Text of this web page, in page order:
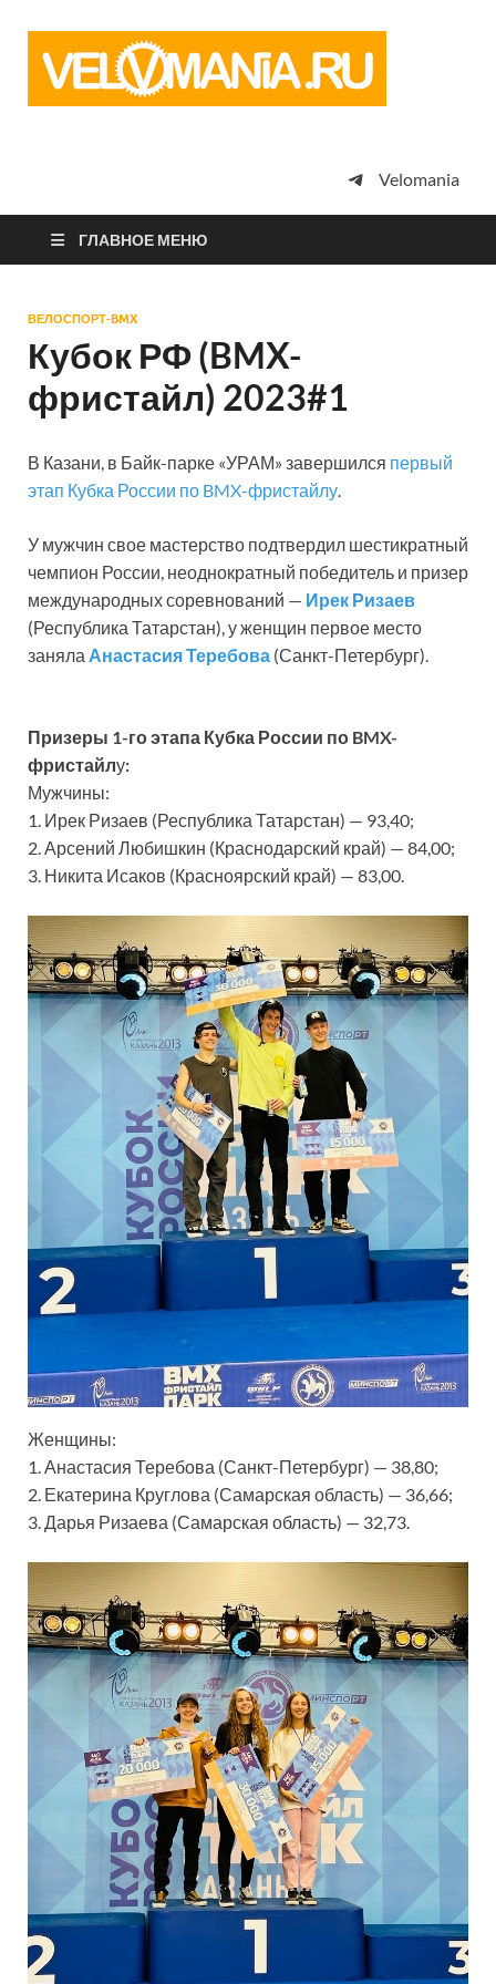
просто
Velomania
ГЛАВНОЕ МЕНЮ
ВЕЛОСПОРТ-BMX
Кубок РФ (BMX-
фристайл) 2023#1
В Казани, в Байк-парке «УРАМ» завершился первый
этап Кубка России по BMX-фристайлу.
У мужчин свое мастерство подтвердил шестикратный
чемпион России, неоднократный победитель и призер
международных соревнований — Ирек Ризаев
(Республика Татарстан), у женщин первое место
заняла Анастасия Теребова (Санкт-Петербург).
Призеры 1-го этапа Кубка России по BMX-
фристайлу:
Мужчины:
1. Ирек Ризаев (Республика Татарстан) — 93,40;
2. Арсений Любишкин (Краснодарский край) — 84,00;
3. Никита Исаков (Красноярский край) — 83,00.
Женщины:
1. Анастасия Теребова (Санкт-Петербург) — 38,80;
2. Екатерина Круглова (Самарская область) — 36,66;
3. Дарья Ризаева (Самарская область) — 32,73.